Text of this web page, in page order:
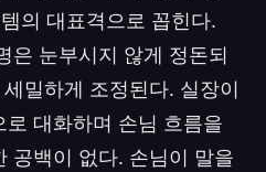
의 대표격으로 꼽힌다.
은 눈부시지 않게 정돈되
밀하게 조정된다. 실장이
대화하며 손님 흐름을
공백이 없다. 손님이 말을